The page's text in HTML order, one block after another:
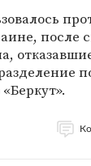
после